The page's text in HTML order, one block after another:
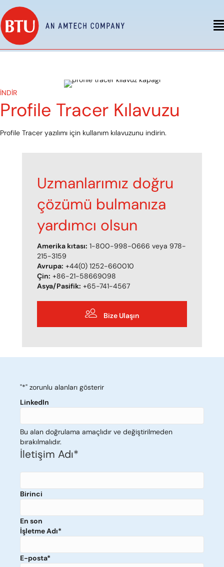
İNDİR
Profile Tracer Kılavuzu
Profile Tracer yazılımı için kullanım kılavuzunu indirin.
Uzmanlarımız doğru
çözümü bulmanıza
yardımcı olsun
Amerika kıtası: 1-800-998-0666 veya 978-
215-3159
Avrupa: +44(0) 1252-660010
Çin: +86-21-58669098
Asya/Pasifik: +65-741-4567
Bize Ulaşın
"*" zorunlu alanları gösterir
LinkedIn
Bu alan doğrulama amaçlıdır ve değiştirilmeden
bırakılmalıdır.
İletişim Adı*
Birinci
En son
İşletme Adı*
E-posta*